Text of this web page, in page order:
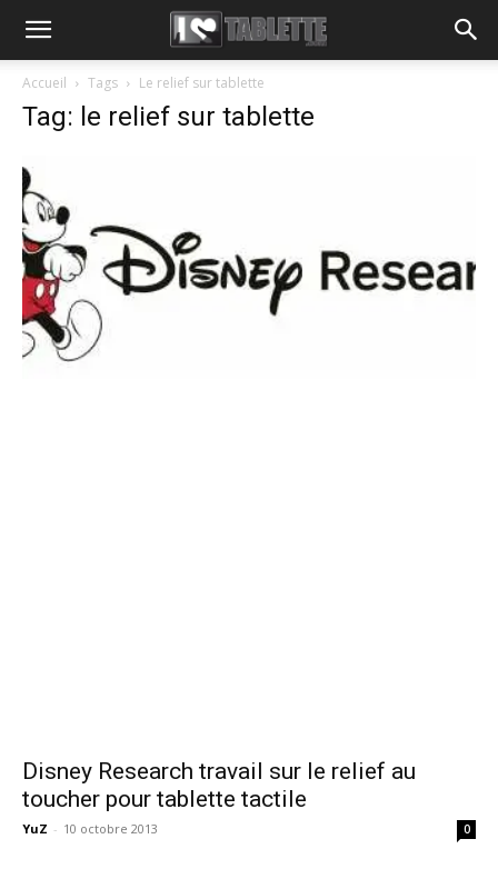
Accueil Tags Le relief sur tablette
Tag: le relief sur tablette
Disney Research travail sur le relief au
toucher pour tablette tactile
YuZ - 10 octobre 2013 0